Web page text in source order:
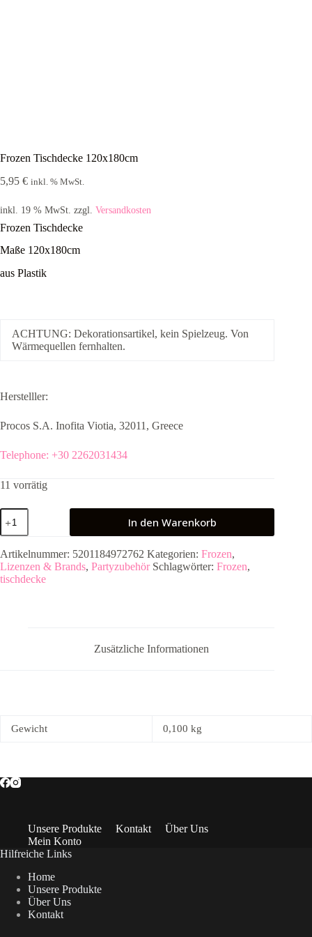
Frozen Tischdecke 120x180cm
5,95 € inkl. % MwSt.
inkl. 19 % MwSt. zzgl. Versandkosten
Frozen Tischdecke
Maße 120x180cm
aus Plastik
ACHTUNG: Dekorationsartikel, kein Spielzeug. Von
Wärmequellen fernhalten.
Herstelller:
Procos S.A. Inofita Viotia, 32011, Greece
Telephone: +30 2262031434
11 vorrätig
Frozen
Tischdecke
120x180cm
Menge
In den Warenkorb
Artikelnummer: 5201184972762 Kategorien: Frozen,
Lizenzen & Brands, Partyzubehör Schlagwörter: Frozen,
tischdecke
Zusätzliche Informationen
Gewicht 0,100 kg
Unsere Produkte Kontakt
Über Uns
Mein Konto
Hilfreiche Links
Home
Unsere Produkte
Über Uns
Kontakt